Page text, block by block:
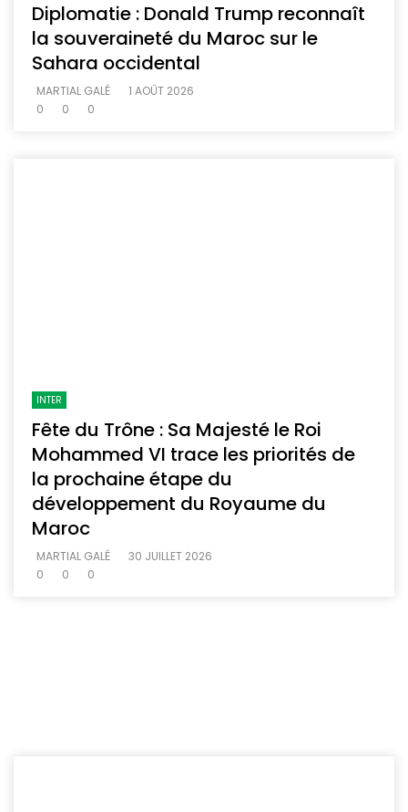
Diplomatie : Donald Trump reconnaît
la souveraineté du Maroc sur le
Sahara occidental
MARTIAL GALÉ
1 AOÛT 2026
0
0 0
INTER
Fête du Trône : Sa Majesté le Roi
Mohammed VI trace les priorités de
la prochaine étape du
développement du Royaume du
Maroc
MARTIAL GALÉ
30 JUILLET 2026
0
0 0